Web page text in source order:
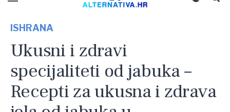
ISHRANA
Ukusni i zdravi
specijaliteti od jabuka –
Recepti za ukusna i zdrava